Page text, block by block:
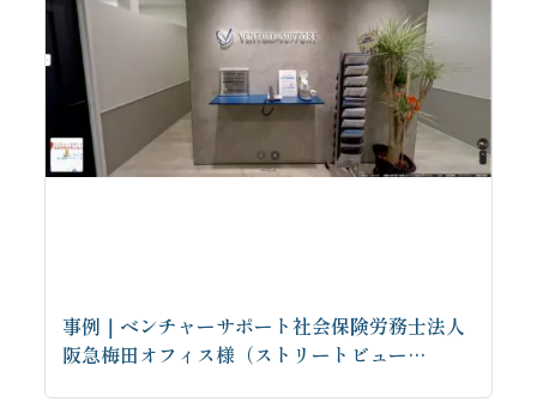
事例｜ベンチャーサポート社会保険労務士法人
阪急梅田オフィス様（ストリートビュー…